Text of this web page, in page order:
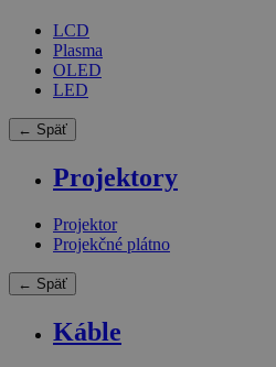
LCD
Plasma
OLED
LED
← Späť
Projektory
Projektor
Projekčné plátno
← Späť
Káble